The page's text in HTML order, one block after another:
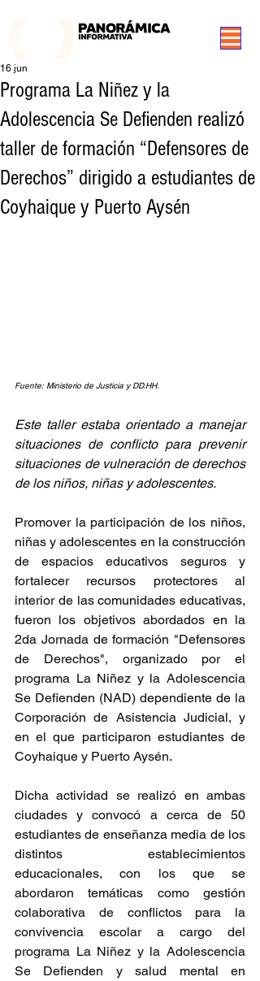
Programa La Niñez y la
Adolescencia Se Defienden realizó
taller de formación “Defensores de
Derechos” dirigido a estudiantes de
Coyhaique y Puerto Aysén
16 jun
Fuente: Ministerio de Justicia y DD.HH.
Este taller estaba orientado a manejar
situaciones de conflicto para prevenir
situaciones de vulneración de derechos
de los niños, niñas y adolescentes.
Promover la participación de los niños,
niñas y adolescentes en la construcción
de espacios educativos seguros y
fortalecer recursos protectores al
interior de las comunidades educativas,
fueron los objetivos abordados en la
2da Jornada de formación "Defensores
de Derechos", organizado por el
programa La Niñez y la Adolescencia
Se Defienden (NAD) dependiente de la
Corporación de Asistencia Judicial, y
en el que participaron estudiantes de
Coyhaique y Puerto Aysén.
Dicha actividad se realizó en ambas
ciudades y convocó a cerca de 50
estudiantes de enseñanza media de los
distintos establecimientos
educacionales, con los que se
abordaron temáticas como gestión
colaborativa de conflictos para la
convivencia escolar a cargo del
programa La Niñez y la Adolescencia
Se Defienden y salud mental en